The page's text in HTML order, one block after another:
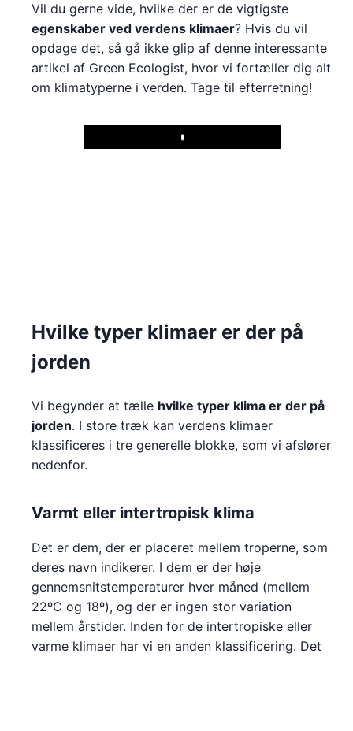
Vil du gerne vide, hvilke der er de vigtigste
egenskaber ved verdens klimaer? Hvis du vil
opdage det, så gå ikke glip af denne interessante
artikel af Green Ecologist, hvor vi fortæller dig alt
om klimatyperne i verden. Tage til efterretning!
Play
Hvilke typer klimaer er der på
jorden
Vi begynder at tælle hvilke typer klima er der på
jorden. I store træk kan verdens klimaer
klassificeres i tre generelle blokke, som vi afslører
nedenfor.
Varmt eller intertropisk klima
Det er dem, der er placeret mellem troperne, som
deres navn indikerer. I dem er der høje
gennemsnitstemperaturer hver måned (mellem
22ºC og 18º), og der er ingen stor variation
mellem årstider. Inden for de intertropiske eller
varme klimaer har vi en anden klassificering. Det